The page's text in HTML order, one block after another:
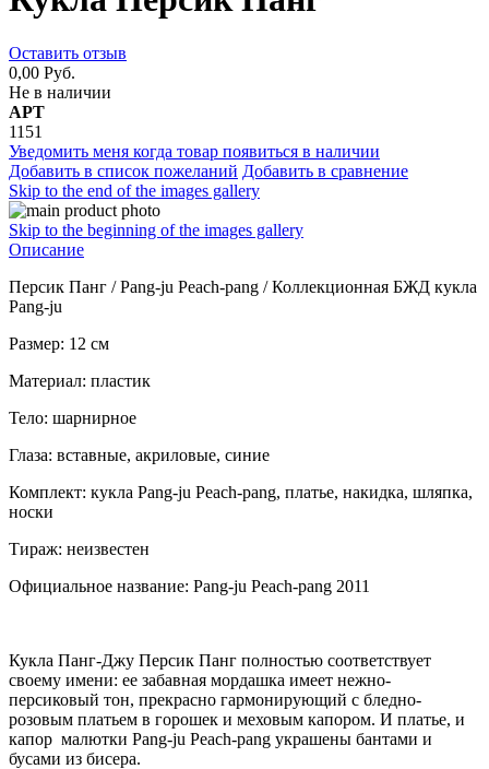
Оставить отзыв
0,00 Руб.
Не в наличии
АРТ
1151
Уведомить меня когда товар появиться в наличии
Добавить в список пожеланий Добавить в сравнение
Skip to the end of the images gallery
Skip to the beginning of the images gallery
Описание
Персик Панг / Pang-ju Peach-pang / Коллекционная БЖД кукла
Pang-ju
Размер: 12 см
Материал: пластик
Тело: шарнирное
Глаза: вставные, акриловые, синие
Комплект: кукла Pang-ju Peach-pang, платье, накидка, шляпка,
носки
Тираж: неизвестен
Официальное название: Pang-ju Peach-pang 2011
Кукла Панг-Джу Персик Панг полностью соответствует
своему имени: ее забавная мордашка имеет нежно-
персиковый тон, прекрасно гармонирующий с бледно-
розовым платьем в горошек и меховым капором. И платье, и
капор малютки Pang-ju Peach-pang украшены бантами и
бусами из бисера.